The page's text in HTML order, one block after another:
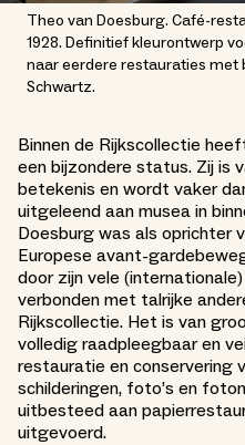
Theo van Doesburg. Café-
1928. Definitief kleurontwerp
naar eerdere restauraties met
Schwartz.
Binnen de Rijkscollectie
een bijzondere status. Zij is
betekenis en wordt vaker
uitgeleend aan musea in
Doesburg was als oprichter
Europese avant-
door zijn vele
verbonden met talrijke
Rijkscollectie. Het is van
volledig raadpleegbaar en
restauratie en conservering
schilderingen, foto’s en
uitbesteed aan
uitgevoerd.